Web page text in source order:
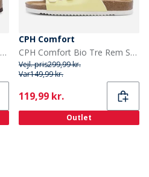
CPH Comfort Bio Tre Rem Sandaler Camel
CPH Comfort
CPH Comfort Bio Tre Rem Sandaler Lemon
Vejl. pris299,99 kr.
Var149,99 kr.
Current
119,99 kr.
Outlet